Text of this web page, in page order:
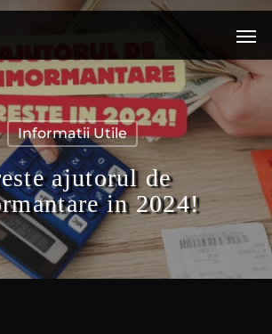
Informatii Utile
ajutorul de
in 2024!